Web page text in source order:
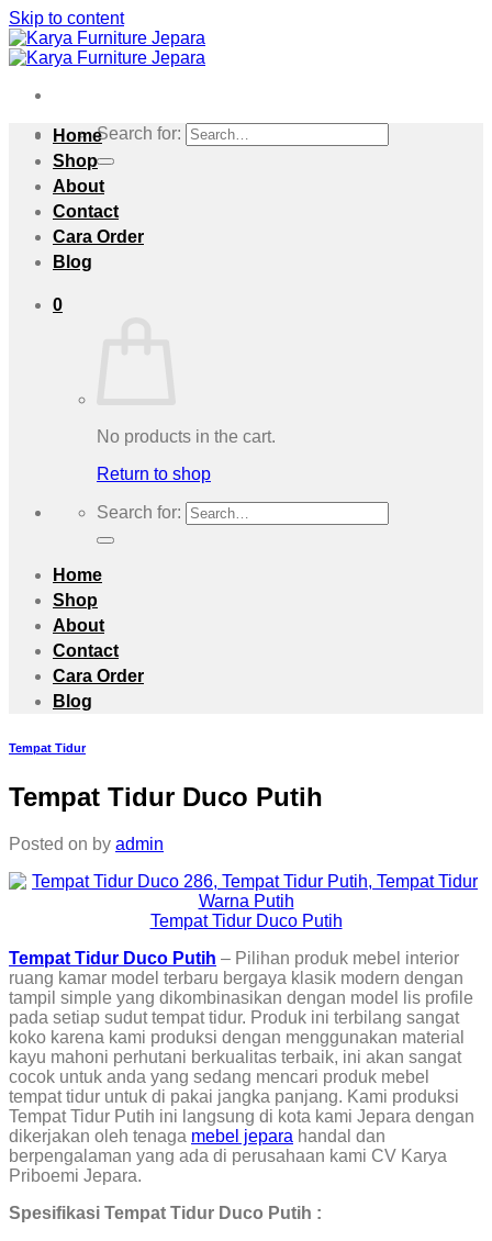
Skip to content
Search for:
Home
Shop
About
Contact
Cara Order
Blog
0
No products in the cart.
Return to shop
Search for:
Home
Shop
About
Contact
Cara Order
Blog
Tempat Tidur
Tempat Tidur Duco Putih
Posted on by admin
Tempat Tidur Duco Putih
Tempat Tidur Duco Putih – Pilihan produk mebel interior
ruang kamar model terbaru bergaya klasik modern dengan
tampil simple yang dikombinasikan dengan model lis profile
pada setiap sudut tempat tidur. Produk ini terbilang sangat
koko karena kami produksi dengan menggunakan material
kayu mahoni perhutani berkualitas terbaik, ini akan sangat
cocok untuk anda yang sedang mencari produk mebel
tempat tidur untuk di pakai jangka panjang. Kami produksi
Tempat Tidur Putih ini langsung di kota kami Jepara dengan
dikerjakan oleh tenaga mebel jepara handal dan
berpengalaman yang ada di perusahaan kami CV Karya
Priboemi Jepara.
Spesifikasi Tempat Tidur Duco Putih :